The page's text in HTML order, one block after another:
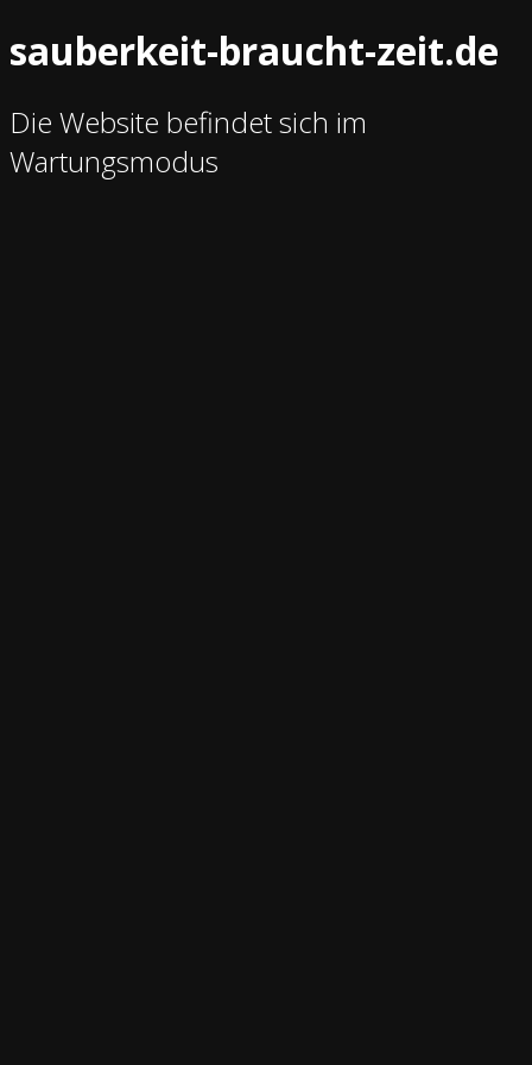
sauberkeit-braucht-zeit.de
Die Website befindet sich im
Wartungsmodus